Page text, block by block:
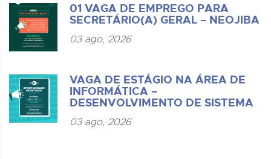
01 VAGA DE EMPREGO PARA
SECRETÁRIO(A) GERAL – NEOJIBA
03 ago, 2026
VAGA DE ESTÁGIO NA ÁREA DE
INFORMÁTICA –
DESENVOLVIMENTO DE SISTEMA
03 ago, 2026